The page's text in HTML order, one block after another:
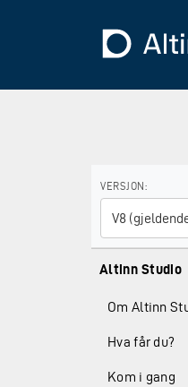
VERSJON:
V8
Bruk
Altinn Studio
Om Altinn
Hva får du?
Kom i gang